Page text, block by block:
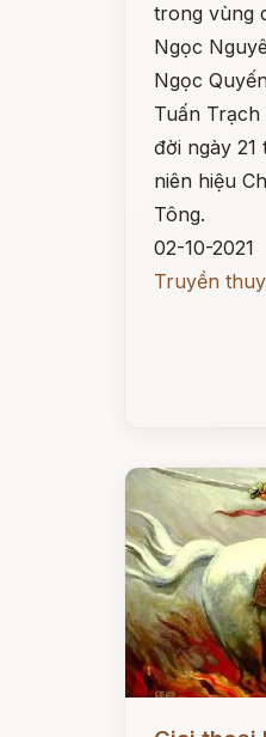
trong vùng
Ngọc
Ngọc
Tuấn
đời ngày 21
niên hiệu
Tông.
02-10-2021
Truyền